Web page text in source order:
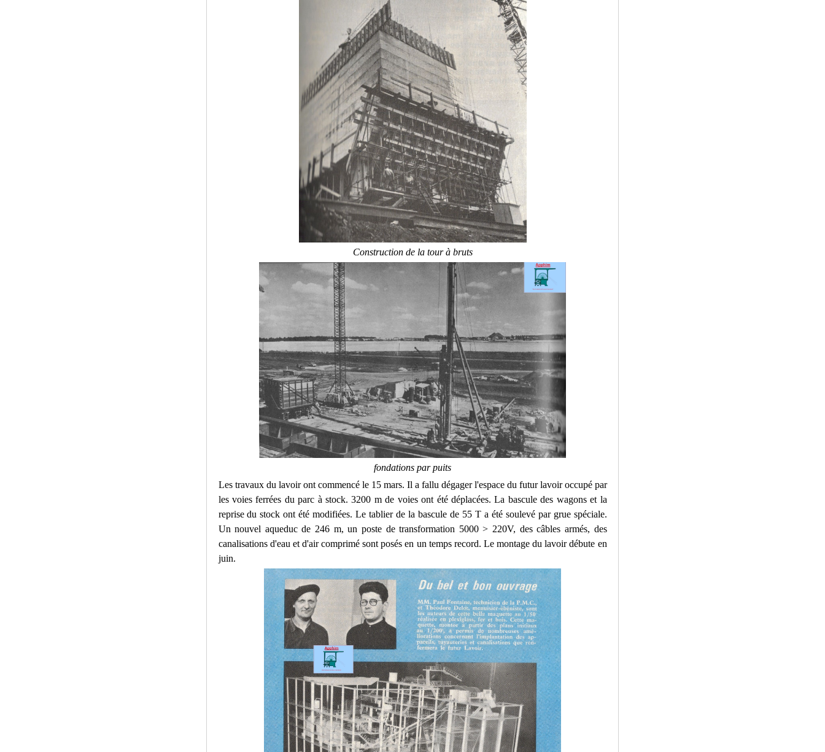
Construction de la tour à bruts
fondations par puits
Les travaux du lavoir ont commencé le 15 mars. Il a fallu dégager l'espace du futur lavoir occupé par
les voies ferrées du parc à stock. 3200 m de voies ont été déplacées. La bascule des wagons et la
reprise du stock ont été modifiées. Le tablier de la bascule de 55 T a été soulevé par grue spéciale.
Un nouvel aqueduc de 246 m, un poste de transformation 5000 > 220V, des câbles armés, des
canalisations d'eau et d'air comprimé sont posés en un temps record. Le montage du lavoir débute en
juin.